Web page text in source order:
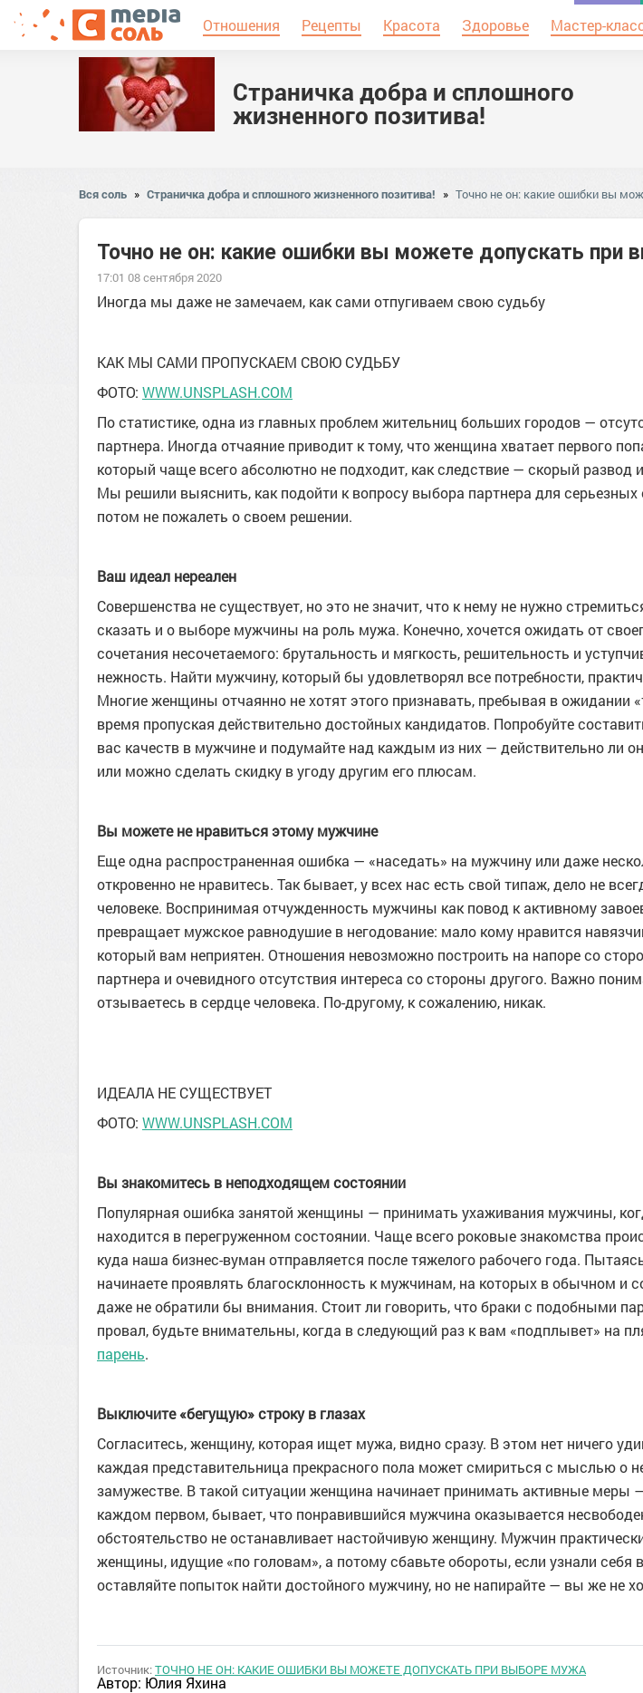
Отношения Рецепты Красота Здоровье Мастер-
Страничка добра и сплошного
жизненного позитива!
Вся соль » Страничка добра и сплошного жизненного позитива! » Точно не он: какие ошибки вы
Точно не он: какие ошибки вы можете допускать при
17:01 08 сентября 2020
Иногда мы даже не замечаем, как сами отпугиваем свою судьбу
КАК МЫ САМИ ПРОПУСКАЕМ СВОЮ СУДЬБУ
ФОТО: WWW.UNSPLASH.COM
По статистике, одна из главных проблем жительниц больших городов —
партнера. Иногда отчаяние приводит к тому, что женщина хватает первого
который чаще всего абсолютно не подходит, как следствие — скорый развод и
Мы решили выяснить, как подойти к вопросу выбора партнера для серьезных
потом не пожалеть о своем решении.
Ваш идеал нереален
Совершенства не существует, но это не значит, что к нему не нужно
сказать и о выборе мужчины на роль мужа. Конечно, хочется ожидать от
сочетания несочетаемого: брутальность и мягкость, решительность и
нежность. Найти мужчину, который бы удовлетворял все потребности,
Многие женщины отчаянно не хотят этого признавать, пребывая в ожидании
время пропуская действительно достойных кандидатов. Попробуйте
вас качеств в мужчине и подумайте над каждым из них — действительно ли
или можно сделать скидку в угоду другим его плюсам.
Вы можете не нравиться этому мужчине
Еще одна распространенная ошибка — «наседать» на мужчину или даже
откровенно не нравитесь. Так бывает, у всех нас есть свой типаж, дело не
человеке. Воспринимая отчужденность мужчины как повод к активному
превращает мужское равнодушие в негодование: мало кому нравится
который вам неприятен. Отношения невозможно построить на напоре со
партнера и очевидного отсутствия интереса со стороны другого. Важно
отзываетесь в сердце человека. По-другому, к сожалению, никак.
ИДЕАЛА НЕ СУЩЕСТВУЕТ
ФОТО: WWW.UNSPLASH.COM
Вы знакомитесь в неподходящем состоянии
Популярная ошибка занятой женщины — принимать ухаживания мужчины,
находится в перегруженном состоянии. Чаще всего роковые знакомства
куда наша бизнес-вуман отправляется после тяжелого рабочего года.
начинаете проявлять благосклонность к мужчинам, на которых в обычном и
даже не обратили бы внимания. Стоит ли говорить, что браки с подобными
провал, будьте внимательны, когда в следующий раз к вам «подплывет» на
парень.
Выключите «бегущую» строку в глазах
Согласитесь, женщину, которая ищет мужа, видно сразу. В этом нет ничего
каждая представительница прекрасного пола может смириться с мыслью о
замужестве. В такой ситуации женщина начинает принимать активные меры
каждом первом, бывает, что понравившийся мужчина оказывается
обстоятельство не останавливает настойчивую женщину. Мужчин
женщины, идущие «по головам», а потому сбавьте обороты, если узнали себя
оставляйте попыток найти достойного мужчину, но не напирайте — вы же не
Источник:ТОЧНО НЕ ОН: КАКИЕ ОШИБКИ ВЫ МОЖЕТЕ ДОПУСКАТЬ ПРИ ВЫБОРЕ МУЖА
Автор: Юлия Яхина